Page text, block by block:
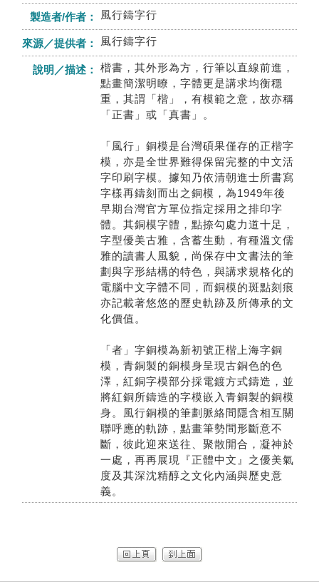
製造者/作者： 風行鑄字行
來源／提供者： 風行鑄字行
說明／描述：
楷書，其外形為方，行筆以直線前進，
點畫簡潔明瞭，字體更是講求均衡穩
重，其謂「楷」，有模範之意，故亦稱
「正書」或「真書」。
「風行」銅模是台灣碩果僅存的正楷字
模，亦是全世界難得保留完整的中文活
字印刷字模。據知乃依清朝進士所書寫
字樣再鑄刻而出之銅模，為1949年後
早期台灣官方單位指定採用之排印字
體。其銅模字體，點捺勾處力道十足，
字型優美古雅，含蓄生動，有種溫文儒
雅的讀書人風貌，尚保存中文書法的筆
劃與字形結構的特色，與講求規格化的
電腦中文字體不同，而銅模的斑點刻痕
亦記載著悠悠的歷史軌跡及所傳承的文
化價值。
「者」字銅模為新初號正楷上海字銅
模，青銅製的銅模身呈現古銅色的色
澤，紅銅字模部分採電鍍方式鑄造，並
將紅銅所鑄造的字模嵌入青銅製的銅模
身。風行銅模的筆劃脈絡間隱含相互關
聯呼應的軌跡，點畫筆勢間形斷意不
斷，彼此迎來送往、聚散開合，凝神於
一處，再再展現『正體中文』之優美氣
度及其深沈精醇之文化內涵與歷史意
義。